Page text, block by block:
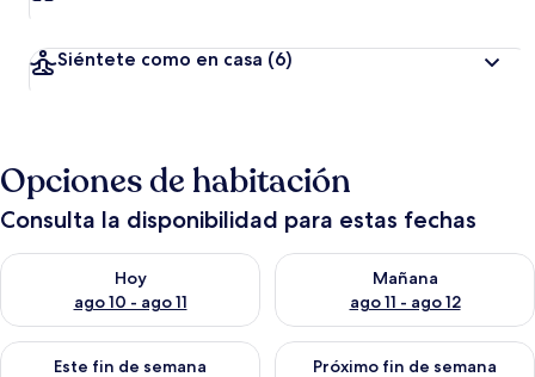
Siéntete como en casa (6)
Opciones de habitación
Consulta la disponibilidad para estas fechas
Hoy
ago 10 - ago 11
Consulta la disponibilidad para hoy ago 10 - ago 11
Mañana
ago 11 - ago 12
Consulta la disponibilidad
Este fin de semana
Consulta la disponibilidad para este fin de semana ago 14 -
Próximo fin de semana
Consulta la disponibilidad